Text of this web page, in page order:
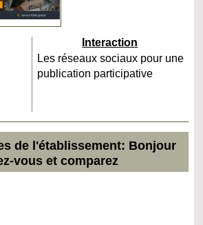
Interaction
Les réseaux sociaux pour une
publication participative
de l'établissement: Bonjour
vous et comparez